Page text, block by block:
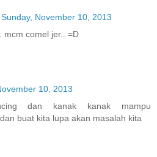
Sunday, November 10, 2013
mcm comel jer.. =D
10, 2013
dan kanak kanak mampu
buat kita lupa akan masalah kita